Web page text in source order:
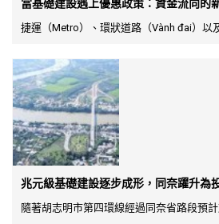
當基礎建設遇上優惠政策：資金流向的
捷運（Metro）、環狀道路（Vành đai）以
兆元級基礎建設逐步成形，同奈躍升為
隨著胡志明市第四環線經過同奈省路段預